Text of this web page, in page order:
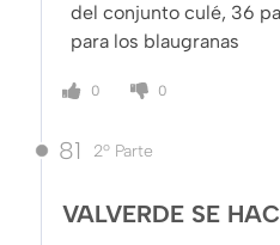
del conjunto culé, 36
para los blaugranas
0 0
81 2º Parte
VALVERDE SE